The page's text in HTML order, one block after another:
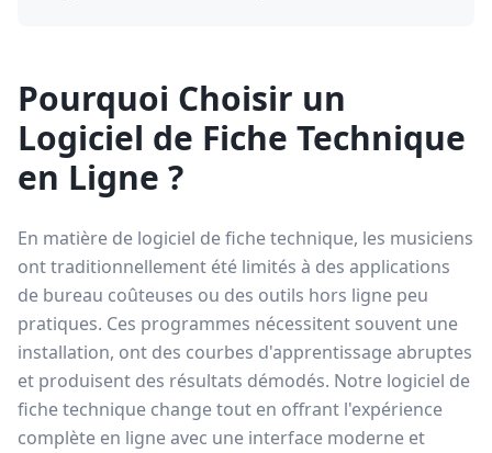
Pourquoi Choisir un
Logiciel de Fiche Technique
en Ligne ?
En matière de logiciel de fiche technique, les musiciens
ont traditionnellement été limités à des applications
de bureau coûteuses ou des outils hors ligne peu
pratiques. Ces programmes nécessitent souvent une
installation, ont des courbes d'apprentissage abruptes
et produisent des résultats démodés. Notre logiciel de
fiche technique change tout en offrant l'expérience
complète en ligne avec une interface moderne et